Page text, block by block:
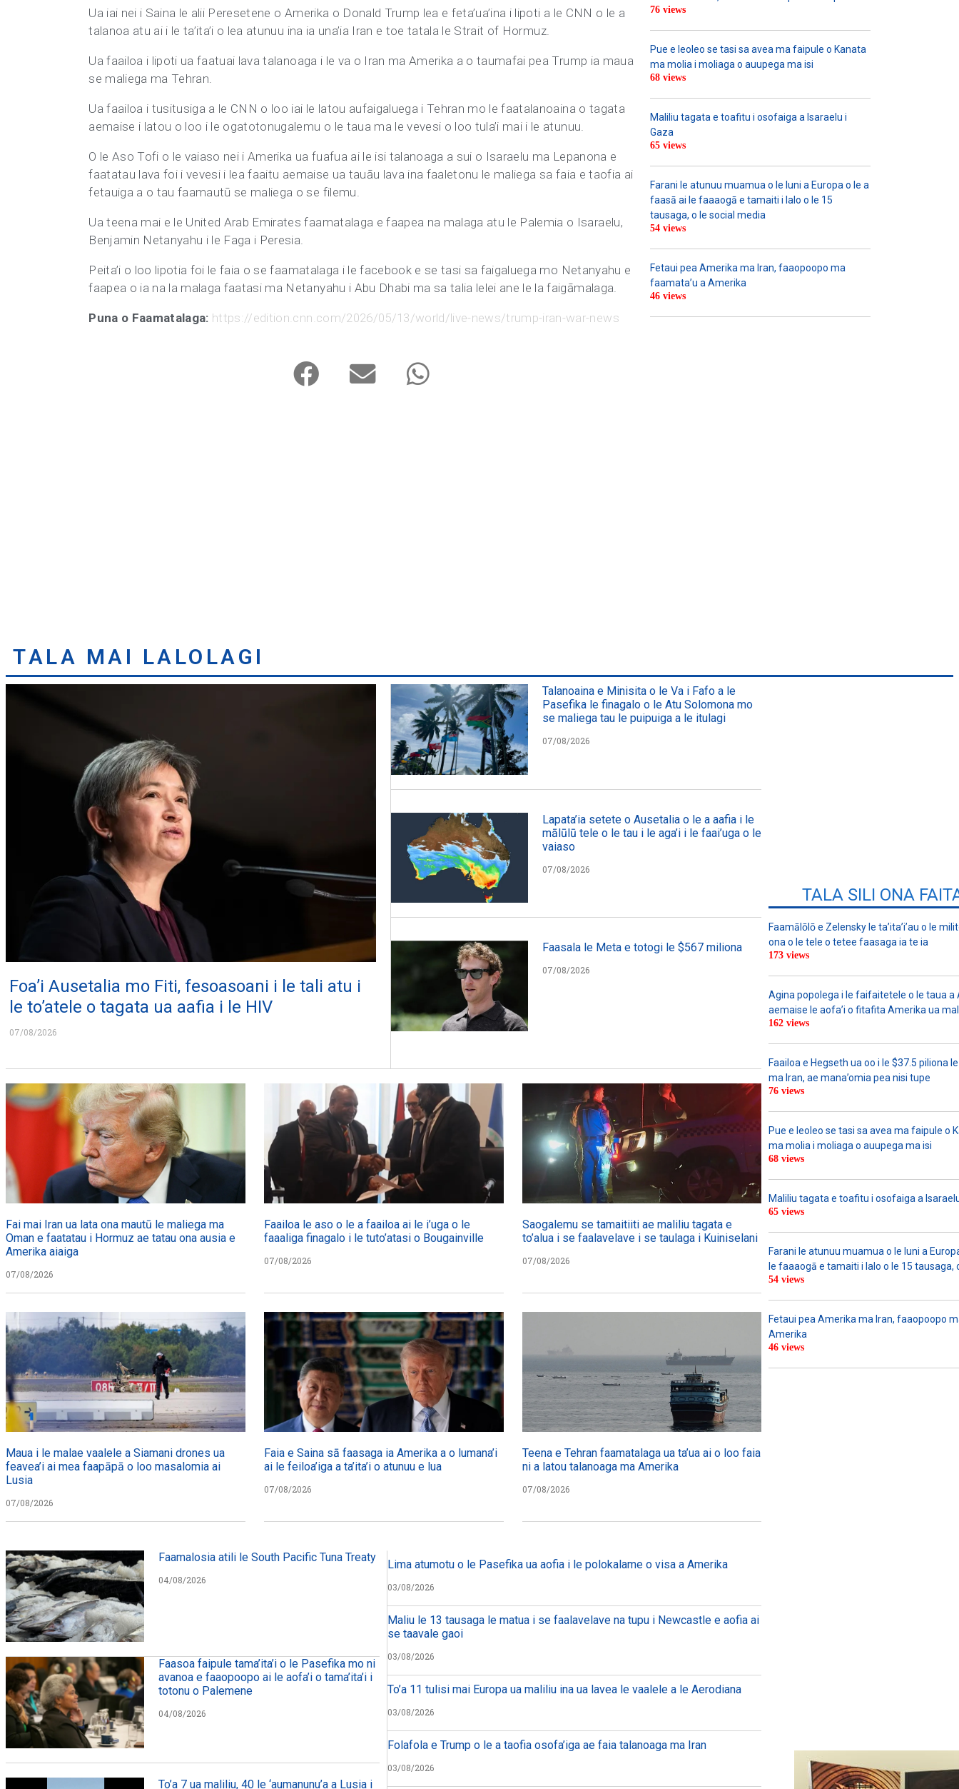
Ua iai nei i Saina le alii Peresetene o Amerika o Donald Trump lea e feta’ua’ina i lipoti a le CNN o le a
talanoa atu ai i le ta’ita’i o lea atunuu ina ia una’ia Iran e toe tatala le Strait of Hormuz.
Ua faailoa i lipoti ua faatuai lava talanoaga i le va o Iran ma Amerika a o taumafai pea Trump ia maua
se maliega ma Tehran.
Ua faailoa i tusitusiga a le CNN o loo iai le latou aufaigaluega i Tehran mo le faatalanoaina o tagata
aemaise i latou o loo i le ogatotonugalemu o le taua ma le vevesi o loo tula’i mai i le atunuu.
O le Aso Tofi o le vaiaso nei i Amerika ua fuafua ai le isi talanoaga a sui o Isaraelu ma Lepanona e
faatatau lava foi i vevesi i lea faaitu aemaise ua tauāu lava ina faaletonu le maliega sa faia e taofia ai
fetauiga a o tau faamautū se maliega o se filemu.
Ua teena mai e le United Arab Emirates faamatalaga e faapea na malaga atu le Palemia o Isaraelu,
Benjamin Netanyahu i le Faga i Peresia.
Peita’i o loo lipotia foi le faia o se faamatalaga i le facebook e se tasi sa faigaluega mo Netanyahu e
faapea o ia na la malaga faatasi ma Netanyahu i Abu Dhabi ma sa talia lelei ane le la faigāmalaga.
Puna o Faamatalaga: https://edition.cnn.com/2026/05/13/world/live-news/trump-iran-war-news
76 views
Pue e leoleo se tasi sa avea ma faipule o Kanata
ma molia i moliaga o auupega ma isi
68 views
Maliliu tagata e toafitu i osofaiga a Isaraelu i
Gaza
65 views
Farani le atunuu muamua o le Iuni a Europa o le a
faasā ai le faaaogā e tamaiti i lalo o le 15
tausaga, o le social media
54 views
Fetaui pea Amerika ma Iran, faaopoopo ma
faamata’u a Amerika
46 views
TALA MAI LALOLAGI
Foa’i Ausetalia mo Fiti, fesoasoani i le tali atu i
le to’atele o tagata ua aafia i le HIV
07/08/2026
Talanoaina e Minisita o le Va i Fafo a le
Pasefika le finagalo o le Atu Solomona mo
se maliega tau le puipuiga a le itulagi
07/08/2026
Lapata’ia setete o Ausetalia o le a aafia i le
mālūlū tele o le tau i le aga’i i le faai’uga o le
vaiaso
07/08/2026
Faasala le Meta e totogi le $567 miliona
07/08/2026
Fai mai Iran ua lata ona mautū le maliega ma
Oman e faatatau i Hormuz ae tatau ona ausia e
Amerika aiaiga
07/08/2026
Faailoa le aso o le a faailoa ai le i’uga o le
faaaliga finagalo i le tuto’atasi o Bougainville
07/08/2026
Saogalemu se tamaitiiti ae maliliu tagata e
to’alua i se faalavelave i se taulaga i Kuiniselani
07/08/2026
Maua i le malae vaalele a Siamani drones ua
feavea’i ai mea faapāpā o loo masalomia ai
Lusia
07/08/2026
Faia e Saina sā faasaga ia Amerika a o lumana’i
ai le feiloa’iga a ta’ita’i o atunuu e lua
07/08/2026
Teena e Tehran faamatalaga ua ta’ua ai o loo faia
ni a latou talanoaga ma Amerika
07/08/2026
TALA SILI ONA
Faamālōlō e Zelensky le ta’ita’i’au o le
ona o le tele o tetee faasaga ia te ia
173 views
Agina popolega i le faifaitetele o le taua a
aemaise le aofa’i o fitafita Amerika ua
162 views
Faailoa e Hegseth ua oo i le $37.5 piliona
ma Iran, ae mana’omia pea nisi tupe
76 views
Pue e leoleo se tasi sa avea ma faipule o
ma molia i moliaga o auupega ma isi
68 views
Maliliu tagata e toafitu i osofaiga a
65 views
Farani le atunuu muamua o le Iuni a
le faaaogā e tamaiti i lalo o le 15 tausaga,
54 views
Fetaui pea Amerika ma Iran, faaopoopo
Amerika
46 views
Faamalosia atili le South Pacific Tuna Treaty
04/08/2026
Faasoa faipule tama’ita’i o le Pasefika mo ni
avanoa e faaopoopo ai le aofa’i o tama’ita’i i
totonu o Palemene
04/08/2026
To’a 7 ua maliliu, 40 le ‘aumanunu’a a Lusia i
Lima atumotu o le Pasefika ua aofia i le polokalame o visa a Amerika
03/08/2026
Maliu le 13 tausaga le matua i se faalavelave na tupu i Newcastle e aofia ai
se taavale gaoi
03/08/2026
To’a 11 tulisi mai Europa ua maliliu ina ua lavea le vaalele a le Aerodiana
03/08/2026
Folafola e Trump o le a taofia osofa’iga ae faia talanoaga ma Iran
03/08/2026